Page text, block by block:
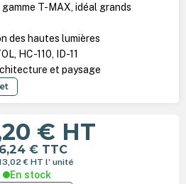
T-MAX, idéal grands
des hautes lumières
HC-110, ID-11
et paysage
€ HT
€ TTC
€ HT l' unité
En stock